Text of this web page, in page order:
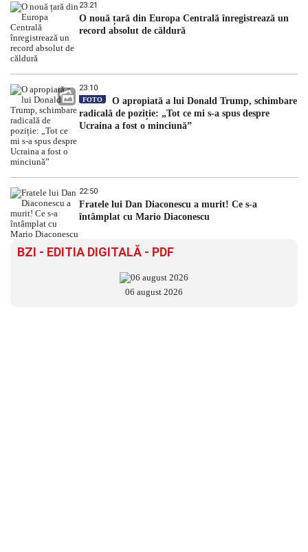
23:21
O nouă țară din Europa Centrală înregistrează un
record absolut de căldură
23:10
FOTO
O apropiată a lui Donald Trump, schimbare
radicală de poziție: „Tot ce mi s-a spus despre
Ucraina a fost o minciună”
22:50
Fratele lui Dan Diaconescu a murit! Ce s-a
întâmplat cu Mario Diaconescu
BZI - EDITIA DIGITALĂ - PDF
06 august 2026